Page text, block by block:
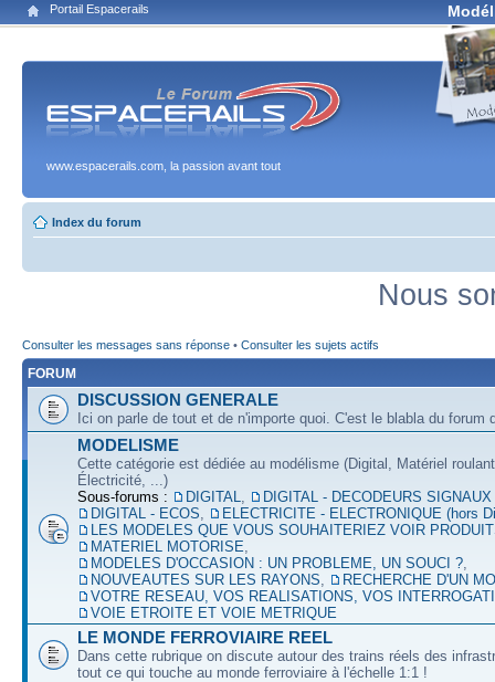
Portail Espacerails
www.espacerails.com, la passion avant tout
Index du forum
Nous
Consulter les messages sans réponse • Consulter les sujets actifs
FORUM
DISCUSSION GENERALE
Ici on parle de tout et de n'importe quoi. C'est le blabla du forum
MODELISME
Cette catégorie est dédiée au modélisme (Digital, Matériel
Électricité, ...)
Sous-forums :
DIGITAL,
DIGITAL - DECODEURS
DIGITAL - ECOS,
ELECTRICITE - ELECTRONIQUE (hors
LES MODELES QUE VOUS SOUHAITERIEZ VOIR
MATERIEL MOTORISE,
MODELES D'OCCASION : UN PROBLEME, UN SOUCI ?,
NOUVEAUTES SUR LES RAYONS,
RECHERCHE D'UN
VOTRE RESEAU, VOS REALISATIONS, VOS
VOIE ETROITE ET VOIE METRIQUE
LE MONDE FERROVIAIRE REEL
Dans cette rubrique on discute autour des trains réels des
tout ce qui touche au monde ferroviaire à l'échelle 1:1 !